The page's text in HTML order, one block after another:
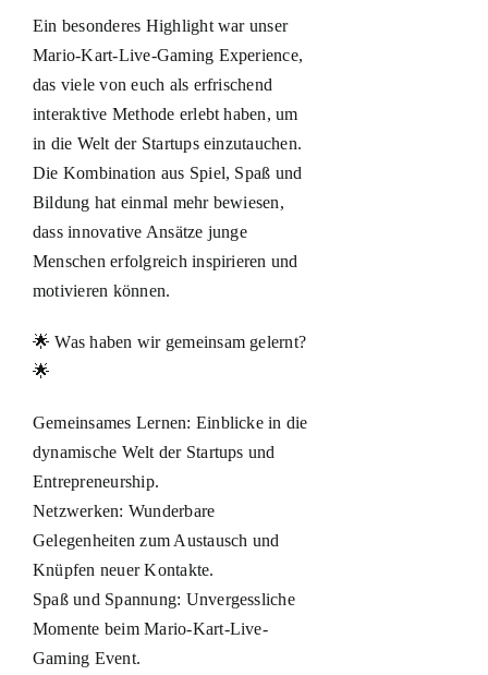
Ein besonderes Highlight war unser
Mario-Kart-Live-Gaming Experience,
das viele von euch als erfrischend
interaktive Methode erlebt haben, um
in die Welt der Startups einzutauchen.
Die Kombination aus Spiel, Spaß und
Bildung hat einmal mehr bewiesen,
dass innovative Ansätze junge
Menschen erfolgreich inspirieren und
motivieren können.
🌟 Was haben wir gemeinsam gelernt?
🌟
Gemeinsames Lernen: Einblicke in die
dynamische Welt der Startups und
Entrepreneurship.
Netzwerken: Wunderbare
Gelegenheiten zum Austausch und
Knüpfen neuer Kontakte.
Spaß und Spannung: Unvergessliche
Momente beim Mario-Kart-Live-
Gaming Event.